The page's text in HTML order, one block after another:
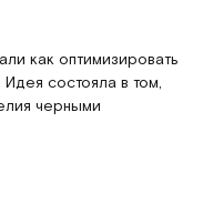
как оптимизировать
состояла в том,
черными